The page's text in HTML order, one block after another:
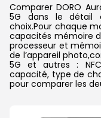
Comparer DORO
5G dans le détail
choix.Pour chaque
capacités mémoire
processeur et
de l’appareil
5G et autres :
capacité, type de
pour comparer les